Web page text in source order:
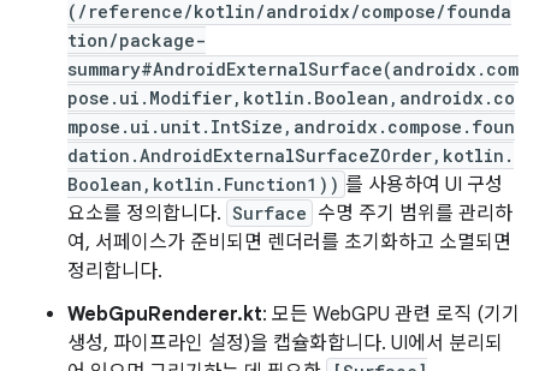
(/reference/kotlin/androidx/compose/founda
tion/package-
summary#AndroidExternalSurface(androidx.com
pose.ui.Modifier,kotlin.Boolean,androidx.co
mpose.ui.unit.IntSize,androidx.compose.foun
dation.AndroidExternalSurfaceZOrder,kotlin.
Boolean,kotlin.Function1)) 를 사용하여 UI 구성
요소를 정의합니다. Surface 수명 주기 범위를 관리하
여, 서페이스가 준비되면 렌더러를 초기화하고 소멸되면
정리합니다.
WebGpuRenderer.kt: 모든 WebGPU 관련 로직 (기기
생성, 파이프라인 설정)을 캡슐화합니다. UI에서 분리되